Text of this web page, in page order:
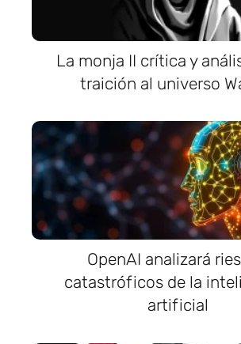
La monja II crítica y
traición al universo
OpenAI analizará
catastróficos de la
artificial